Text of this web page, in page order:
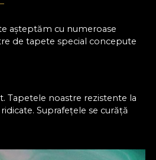
așteptăm cu numeroase
de tapete special concepute
Tapetele noastre rezistente la
Suprafețele se curăță
orice bucătărie.